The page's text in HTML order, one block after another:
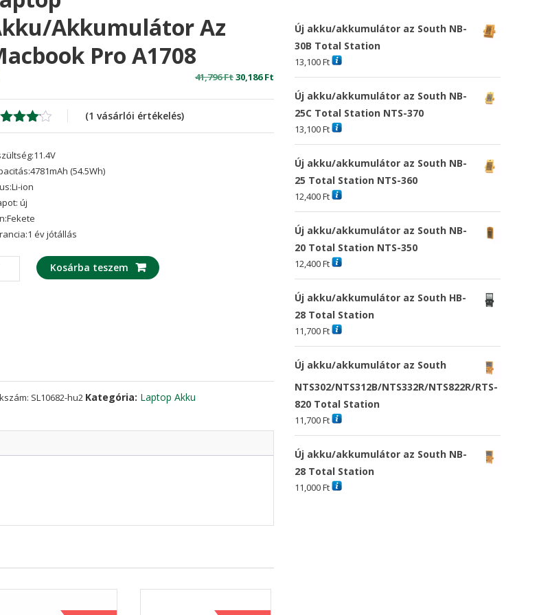
akkumulátor Az
Pro A1708
41,796FtOriginal
30,186Ft Current
price
30,186 Ft
(1 vásárlói értékelés)
(54.5Wh)
ion
új
év jótállás
akkumulátor
Kosárba teszem
SL10682-hu2 Kategória: Laptop Akku
Új akku/akkumulátor az South NB-
30B Total Station
13,100Ft
Új akku/akkumulátor az South NB-
25C Total Station NTS-370
13,100Ft
Új akku/akkumulátor az South NB-
25 Total Station NTS-360
12,400Ft
Új akku/akkumulátor az South NB-
20 Total Station NTS-350
12,400Ft
Új akku/akkumulátor az South HB-
28 Total Station
11,700Ft
Új akku/akkumulátor az South
NTS302/NTS312B/NTS332R/NTS822R/RTS-
820 Total Station
11,700Ft
Új akku/akkumulátor az South NB-
28 Total Station
11,000Ft